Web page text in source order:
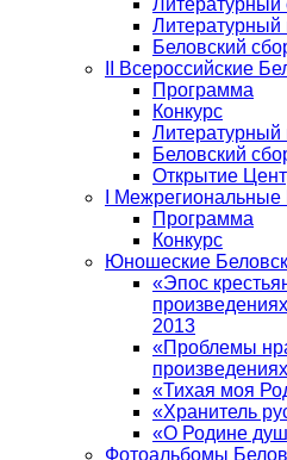
Литературный
Беловский
II Всероссийские
Программа
Конкурс
Беловский
Открытие
I
Программа
Конкурс
Юношеские
«Эпос
2013
«Проблемы
«Тихая моя
«Хранитель
«О Родине
Фотоальбомы